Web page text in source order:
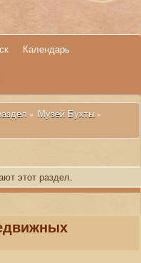
Календарь
» Музей Бухты»
этот раздел.